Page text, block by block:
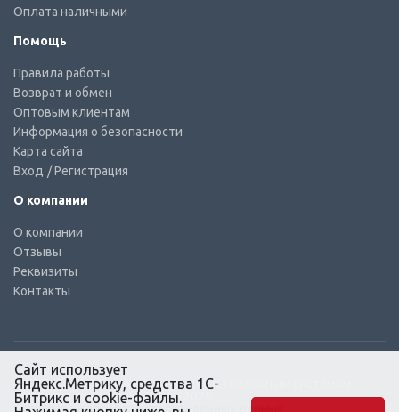
Оплата наличными
Помощь
Правила работы
Возврат и обмен
Оптовым клиентам
Информация о безопасности
Карта сайта
Вход / Регистрация
О компании
О компании
Отзывы
Реквизиты
Контакты
© КТС-Дизель – Комплектующие к топливным системам
Все права защищены, 2003 – 2025
Согласие на обработку персональных данных
Сайт использует
Яндекс.Метрику, средства 1С-
Битрикс и cookie-файлы.